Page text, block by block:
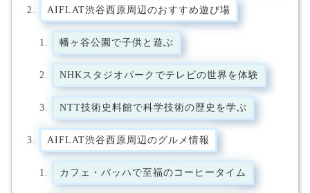
AIFLAT渋谷西原周辺のおすすめ遊び場
幡ヶ谷公園で子供と遊ぶ
NHKスタジオパークでテレビの世界を体験
NTT技術史料館で科学技術の歴史を学ぶ
AIFLAT渋谷西原周辺のグルメ情報
カフェ・バッハで至福のコーヒータイム